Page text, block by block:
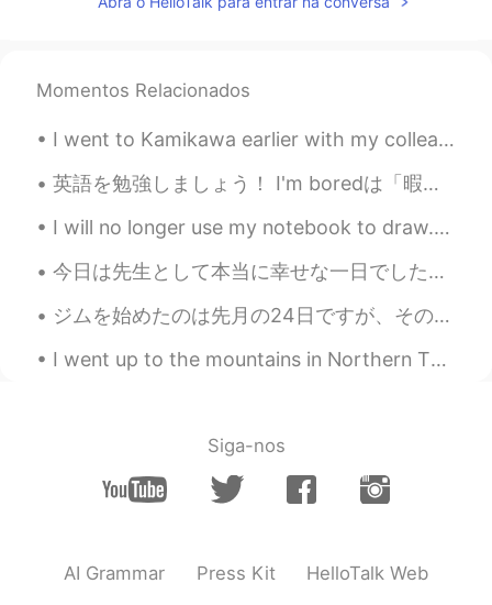
ん。
んでした。
これまでのところ私 の夏からの写真 は
not sure about this point🤭
私は友達を見ました、そして私は絵を
私は友達
に会いました(or 会え
2021.08.28 12:32
EN
there pics taken in England??
Momentos Relacionados
I went to Kamikawa earlier with my colleague and a couple of her friends, the ice waterfall festi...
英語を勉強しましょう！ I'm boredは「暇だ」という意味ですがI'm boring は「私はつまらない人だ」という意味です。それに「何か興味がないし、別に何もしないし、私と話さないで」と...
I will no longer use my notebook to draw. I decided to buy a sketchbook and some art supplies, I ...
今日は先生として本当に幸せな一日でした。😊 学生2人が美術館で演奏をしました 学生たちが緊張する時は平然のふりを楽しむように言ったが,演奏する瞬間に私が緊張しすぎて氷のように体を動かすのが大変で...
ジムを始めたのは先月の24日ですが、その前、体の色々なことをはかっておきました。😊 前回はかったのは22日だったので、毎月22日にはかろうと思ってます。 それで、今日はかったら、大切な体脂肪...
I went up to the mountains in Northern Thailand at Doi Phahee. Very beautiful and I stayed there ...
Siga-nos
AI Grammar Press Kit HelloTalk Web